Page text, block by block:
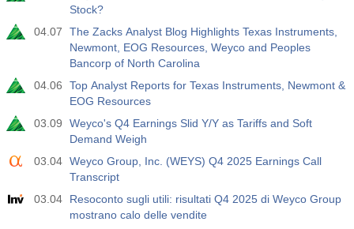
Stock?
04.07
The Zacks Analyst Blog Highlights Texas Instruments,
Newmont, EOG Resources, Weyco and Peoples
Bancorp of North Carolina
04.06
Top Analyst Reports for Texas Instruments, Newmont &
EOG Resources
03.09
Weyco's Q4 Earnings Slid Y/Y as Tariffs and Soft
Demand Weigh
03.04 Weyco Group, Inc. (WEYS) Q4 2025 Earnings Call
Transcript
03.04
Resoconto sugli utili: risultati Q4 2025 di Weyco Group
mostrano calo delle vendite